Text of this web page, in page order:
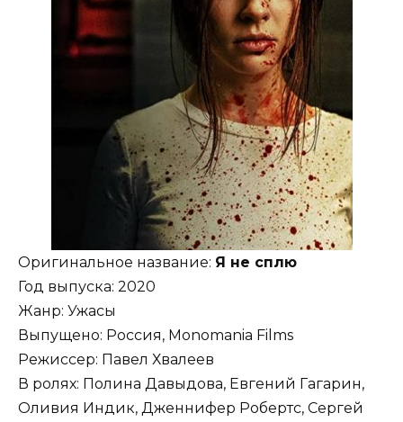
Оригинальное название: Я не сплю
Год выпуска: 2020
Жанр: Ужасы
Выпущено: Россия, Monomania Films
Режиссер: Павел Хвалеев
В ролях: Полина Давыдова, Евгений Гагарин,
Оливия Индик, Дженнифер Робертс, Сергей